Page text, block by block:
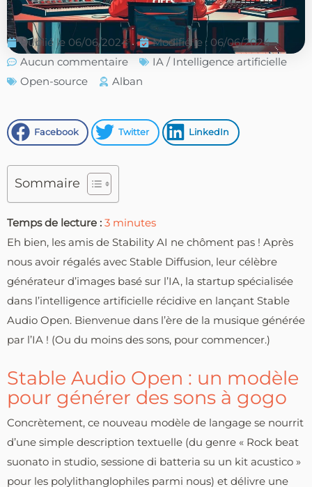
Publié le 06/06/2024
Modifié le : 06/06/2024
Aucun commentaire
IA / Intelligence artificielle
Open-source
Alban
Facebook Twitter LinkedIn
Sommaire
Temps de lecture : 3 minutes
Eh bien, les amis de Stability AI ne chôment pas ! Après
nous avoir régalés avec Stable Diffusion, leur célèbre
générateur d’images basé sur l’IA, la startup spécialisée
dans l’intelligence artificielle récidive en lançant Stable
Audio Open. Bienvenue dans l’ère de la musique générée
par l’IA ! (Ou du moins des sons, pour commencer.)
Stable Audio Open : un modèle
pour générer des sons à gogo
Concrètement, ce nouveau modèle de langage se nourrit
d’une simple description textuelle (du genre « Rock beat
suonato in studio, sessione di batteria su un kit acustico »
pour les polylithanglophiles parmi nous) et délivre une